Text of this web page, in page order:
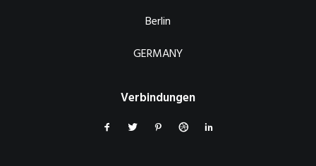
Berlin
GERMANY
Verbindungen